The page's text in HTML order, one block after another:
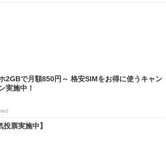
2GBで月額850円～ 格安SIMをお得に使うキャン
実施中！
票実施中】